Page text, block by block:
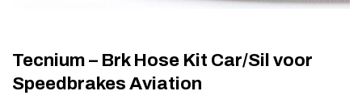
Tecnium – Brk Hose Kit Car/Sil voor
Speedbrakes Aviation